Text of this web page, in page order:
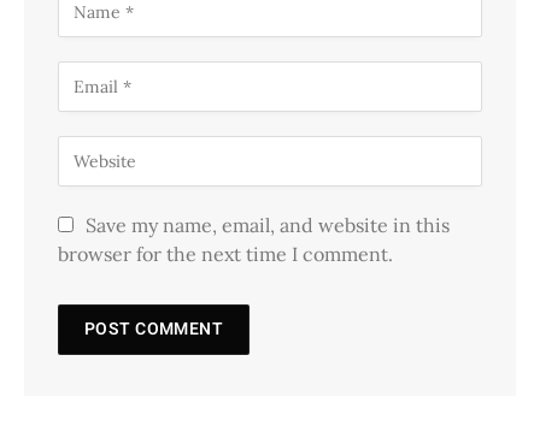
Save my name, email, and website in this
browser for the next time I comment.